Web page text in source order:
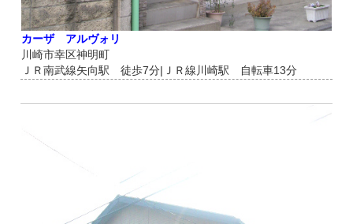
カーザ アルヴォリ
川崎市幸区神明町
ＪＲ南武線矢向駅 徒歩7分|ＪＲ線川崎駅 自転車13分